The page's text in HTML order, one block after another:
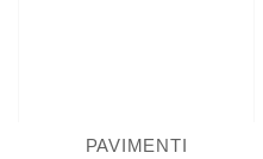
PAVIMENTI